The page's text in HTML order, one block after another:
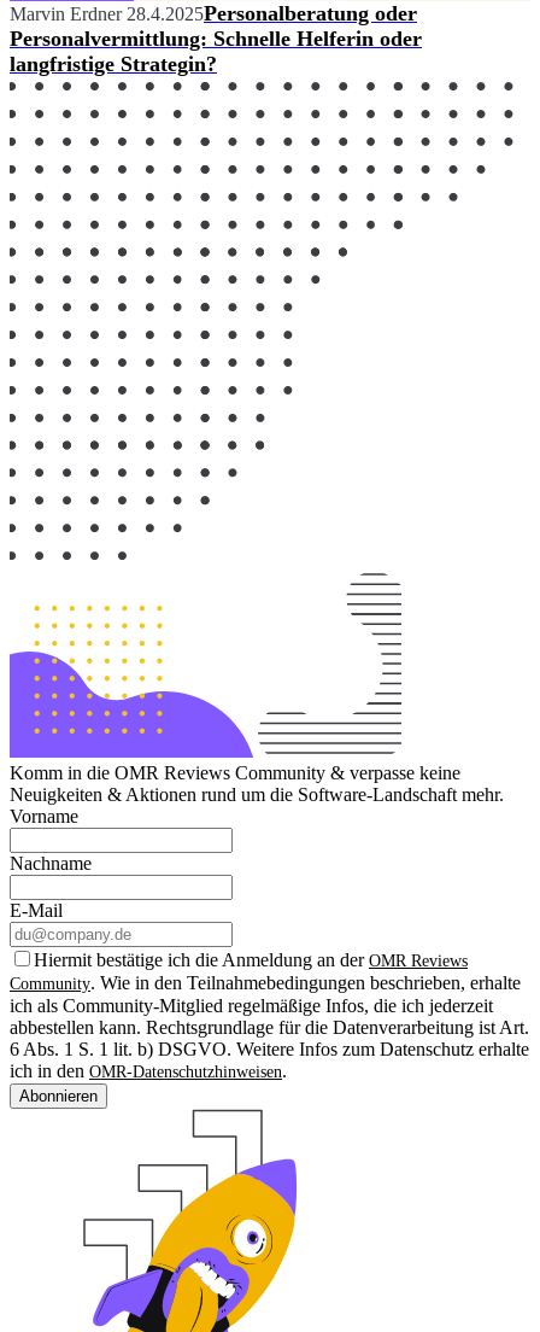
Marvin Erdner 28.4.2025Personalberatung oder
Personalvermittlung: Schnelle Helferin oder
langfristige Strategin?
Komm in die OMR Reviews Community & verpasse keine
Neuigkeiten & Aktionen rund um die Software-Landschaft mehr.
Vorname
Nachname
E-Mail
Hiermit bestätige ich die Anmeldung an der OMR Reviews
Community. Wie in den Teilnahmebedingungen beschrieben, erhalte
ich als Community-Mitglied regelmäßige Infos, die ich jederzeit
abbestellen kann. Rechtsgrundlage für die Datenverarbeitung ist Art.
6 Abs. 1 S. 1 lit. b) DSGVO. Weitere Infos zum Datenschutz erhalte
ich in den OMR-Datenschutzhinweisen.
Abonnieren